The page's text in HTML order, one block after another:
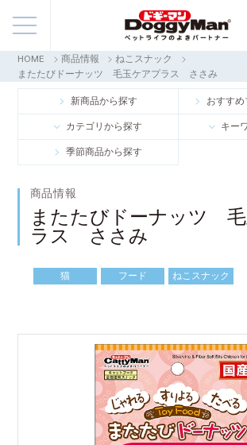
商品情報
映像ギャラリー
知る・楽しむ
お客様窓口・Q＆A
会社情報
採用情報
HOME 商品情報
ねこスナック
またたびドーナッツ 毛玉ケアプラス ささみ
新商品から探す おすす
カテゴリから探す キー
季節商品から探す
商品情報
またたびドーナッツ
ラス ささみ
猫 フード ねこスナック